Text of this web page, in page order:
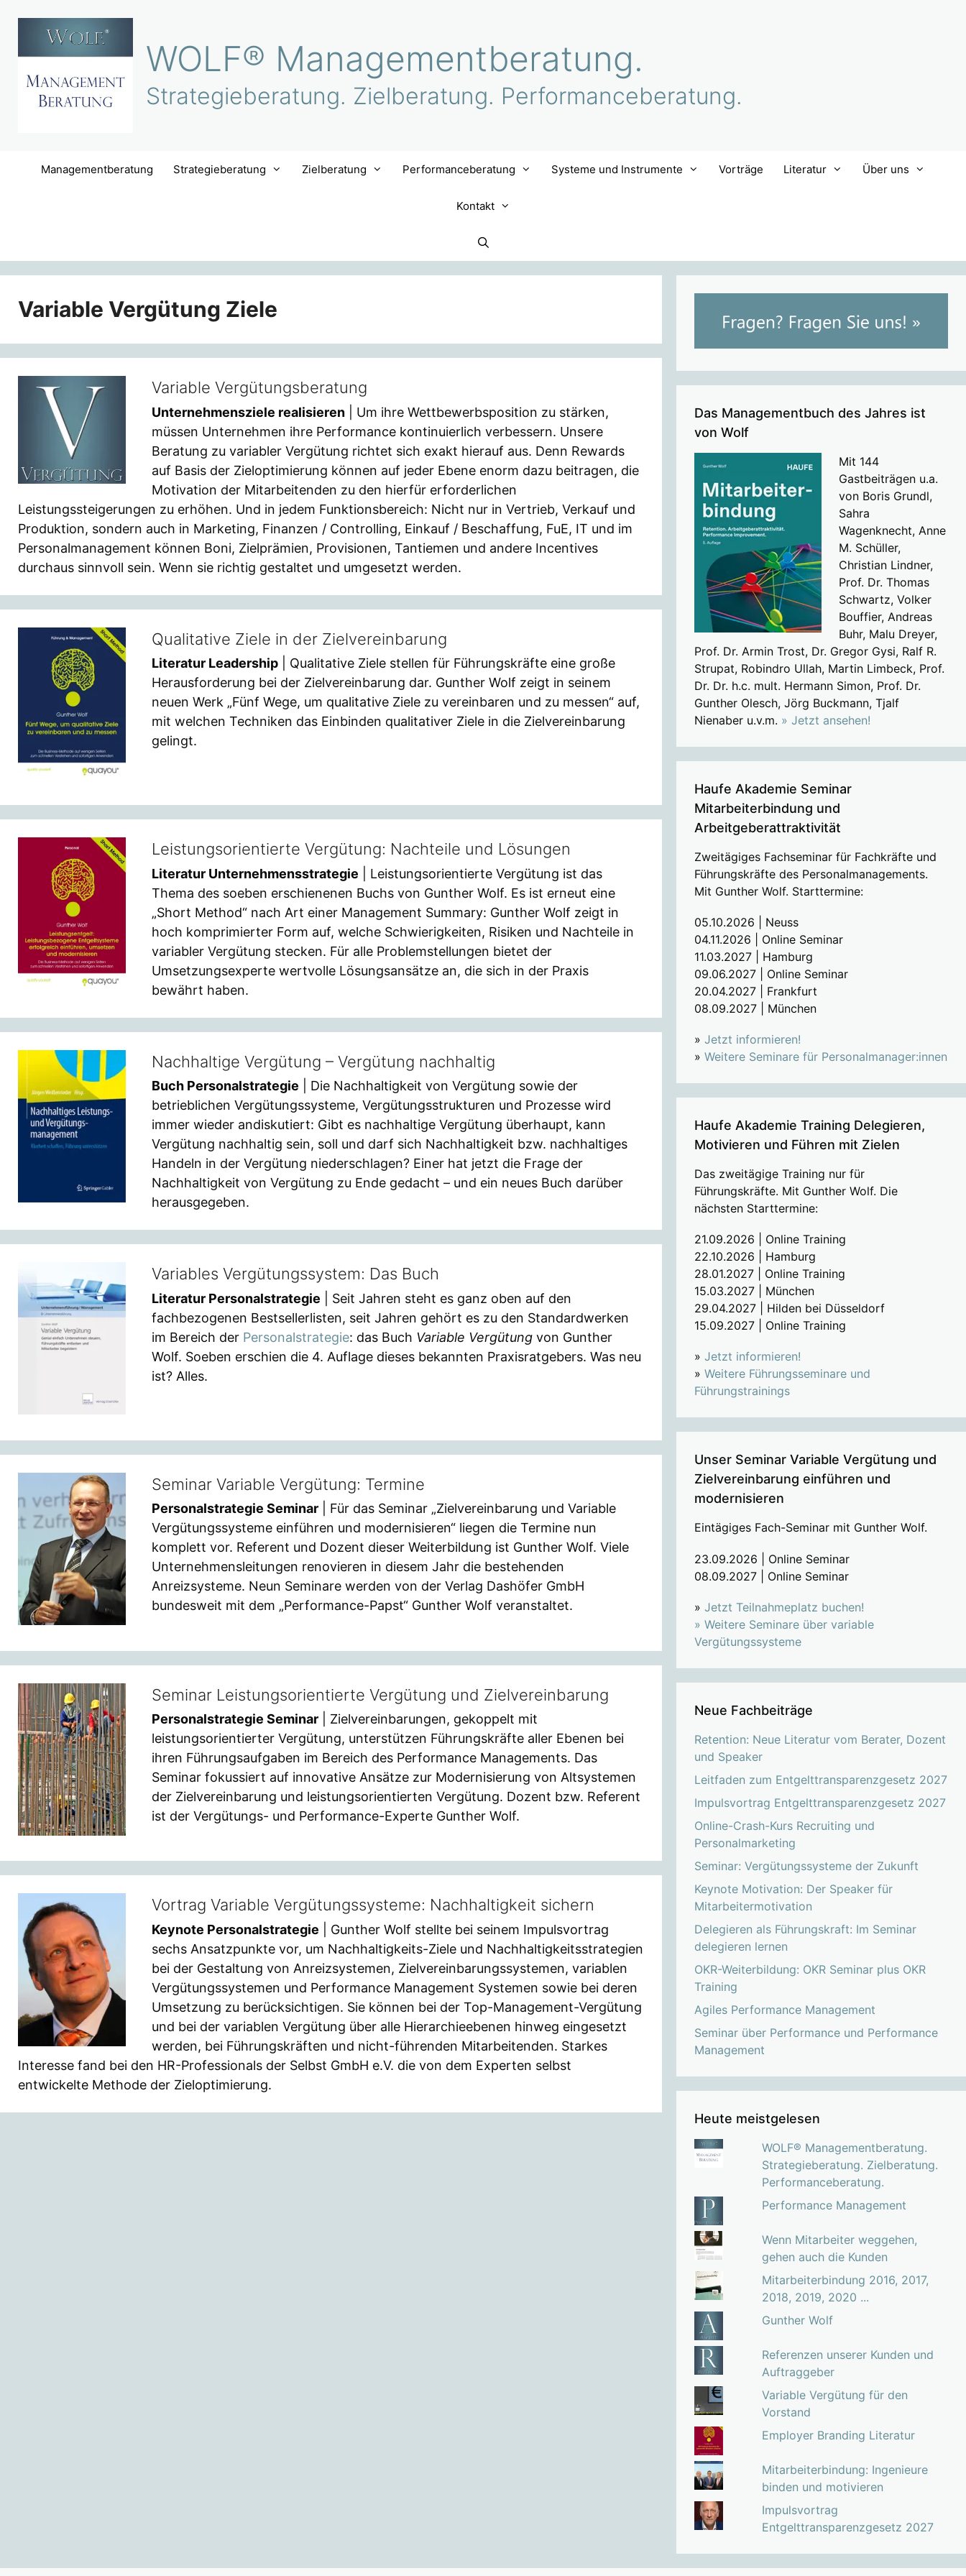
springen
WOLF® Managementberatung.
Strategieberatung. Zielberatung. Performanceberatung.
Managementberatung Strategieberatung Zielberatung Performanceberatung Systeme und Instrumente Vorträge Literatur Über uns
Kontakt
Variable Vergütung Ziele
Variable Vergütungsberatung
Unternehmensziele realisieren | Um ihre Wettbewerbsposition zu stärken,
müssen Unternehmen ihre Performance kontinuierlich verbessern. Unsere
Beratung zu variabler Vergütung richtet sich exakt hierauf aus. Denn Rewards
auf Basis der Zieloptimierung können auf jeder Ebene enorm dazu beitragen, die
Motivation der Mitarbeitenden zu den hierfür erforderlichen
Leistungssteigerungen zu erhöhen. Und in jedem Funktionsbereich: Nicht nur in Vertrieb, Verkauf und
Produktion, sondern auch in Marketing, Finanzen / Controlling, Einkauf / Beschaffung, FuE, IT und im
Personalmanagement können Boni, Zielprämien, Provisionen, Tantiemen und andere Incentives
durchaus sinnvoll sein. Wenn sie richtig gestaltet und umgesetzt werden.
Qualitative Ziele in der Zielvereinbarung
Literatur Leadership | Qualitative Ziele stellen für Führungskräfte eine große
Herausforderung bei der Zielvereinbarung dar. Gunther Wolf zeigt in seinem
neuen Werk „Fünf Wege, um qualitative Ziele zu vereinbaren und zu messen“ auf,
mit welchen Techniken das Einbinden qualitativer Ziele in die Zielvereinbarung
gelingt.
Leistungsorientierte Vergütung: Nachteile und Lösungen
Literatur Unternehmensstrategie | Leistungsorientierte Vergütung ist das
Thema des soeben erschienenen Buchs von Gunther Wolf. Es ist erneut eine
„Short Method“ nach Art einer Management Summary: Gunther Wolf zeigt in
hoch komprimierter Form auf, welche Schwierigkeiten, Risiken und Nachteile in
variabler Vergütung stecken. Für alle Problemstellungen bietet der
Umsetzungsexperte wertvolle Lösungsansätze an, die sich in der Praxis
bewährt haben.
Nachhaltige Vergütung – Vergütung nachhaltig
Buch Personalstrategie | Die Nachhaltigkeit von Vergütung sowie der
betrieblichen Vergütungssysteme, Vergütungsstrukturen und Prozesse wird
immer wieder andiskutiert: Gibt es nachhaltige Vergütung überhaupt, kann
Vergütung nachhaltig sein, soll und darf sich Nachhaltigkeit bzw. nachhaltiges
Handeln in der Vergütung niederschlagen? Einer hat jetzt die Frage der
Nachhaltigkeit von Vergütung zu Ende gedacht – und ein neues Buch darüber
herausgegeben.
Variables Vergütungssystem: Das Buch
Literatur Personalstrategie | Seit Jahren steht es ganz oben auf den
fachbezogenen Bestsellerlisten, seit Jahren gehört es zu den Standardwerken
im Bereich der Personalstrategie: das Buch Variable Vergütung von Gunther
Wolf. Soeben erschien die 4. Auflage dieses bekannten Praxisratgebers. Was neu
ist? Alles.
Seminar Variable Vergütung: Termine
Personalstrategie Seminar | Für das Seminar „Zielvereinbarung und Variable
Vergütungssysteme einführen und modernisieren“ liegen die Termine nun
komplett vor. Referent und Dozent dieser Weiterbildung ist Gunther Wolf. Viele
Unternehmensleitungen renovieren in diesem Jahr die bestehenden
Anreizsysteme. Neun Seminare werden von der Verlag Dashöfer GmbH
bundesweit mit dem „Performance-Papst“ Gunther Wolf veranstaltet.
Seminar Leistungsorientierte Vergütung und Zielvereinbarung
Personalstrategie Seminar | Zielvereinbarungen, gekoppelt mit
leistungsorientierter Vergütung, unterstützen Führungskräfte aller Ebenen bei
ihren Führungsaufgaben im Bereich des Performance Managements. Das
Seminar fokussiert auf innovative Ansätze zur Modernisierung von Altsystemen
der Zielvereinbarung und leistungsorientierten Vergütung. Dozent bzw. Referent
ist der Vergütungs- und Performance-Experte Gunther Wolf.
Vortrag Variable Vergütungssysteme: Nachhaltigkeit sichern
Keynote Personalstrategie | Gunther Wolf stellte bei seinem Impulsvortrag
sechs Ansatzpunkte vor, um Nachhaltigkeits-Ziele und Nachhaltigkeitsstrategien
bei der Gestaltung von Anreizsystemen, Zielvereinbarungssystemen, variablen
Vergütungssystemen und Performance Management Systemen sowie bei deren
Umsetzung zu berücksichtigen. Sie können bei der Top-Management-Vergütung
und bei der variablen Vergütung über alle Hierarchieebenen hinweg eingesetzt
werden, bei Führungskräften und nicht-führenden Mitarbeitenden. Starkes
Interesse fand bei den HR-Professionals der Selbst GmbH e.V. die von dem Experten selbst
entwickelte Methode der Zieloptimierung.
Das Managementbuch des Jahres ist
von Wolf
Mit 144
Gastbeiträgen u.a.
von Boris Grundl,
Sahra
Wagenknecht, Anne
M. Schüller,
Christian Lindner,
Prof. Dr. Thomas
Schwartz, Volker
Bouffier, Andreas
Buhr, Malu Dreyer,
Prof. Dr. Armin Trost, Dr. Gregor Gysi, Ralf R.
Strupat, Robindro Ullah, Martin Limbeck, Prof.
Dr. Dr. h.c. mult. Hermann Simon, Prof. Dr.
Gunther Olesch, Jörg Buckmann, Tjalf
Nienaber u.v.m. » Jetzt ansehen!
Haufe Akademie Seminar
Mitarbeiterbindung und
Arbeitgeberattraktivität
Zweitägiges Fachseminar für Fachkräfte und
Führungskräfte des Personalmanagements.
Mit Gunther Wolf. Starttermine:
05.10.2026 | Neuss
04.11.2026 | Online Seminar
11.03.2027 | Hamburg
09.06.2027 | Online Seminar
20.04.2027 | Frankfurt
08.09.2027 | München
» Jetzt informieren!
» Weitere Seminare für Personalmanager:innen
Haufe Akademie Training Delegieren,
Motivieren und Führen mit Zielen
Das zweitägige Training nur für
Führungskräfte. Mit Gunther Wolf. Die
nächsten Starttermine:
21.09.2026 | Online Training
22.10.2026 | Hamburg
28.01.2027 | Online Training
15.03.2027 | München
29.04.2027 | Hilden bei Düsseldorf
15.09.2027 | Online Training
» Jetzt informieren!
» Weitere Führungsseminare und
Führungstrainings
Unser Seminar Variable Vergütung und
Zielvereinbarung einführen und
modernisieren
Eintägiges Fach-Seminar mit Gunther Wolf.
23.09.2026 | Online Seminar
08.09.2027 | Online Seminar
» Jetzt Teilnahmeplatz buchen!
» Weitere Seminare über variable
Vergütungssysteme
Neue Fachbeiträge
Retention: Neue Literatur vom Berater, Dozent
und Speaker
Leitfaden zum Entgelttransparenzgesetz 2027
Impulsvortrag Entgelttransparenzgesetz 2027
Online-Crash-Kurs Recruiting und
Personalmarketing
Seminar: Vergütungssysteme der Zukunft
Keynote Motivation: Der Speaker für
Mitarbeitermotivation
Delegieren als Führungskraft: Im Seminar
delegieren lernen
OKR-Weiterbildung: OKR Seminar plus OKR
Training
Agiles Performance Management
Seminar über Performance und Performance
Management
Heute meistgelesen
WOLF® Managementberatung.
Strategieberatung. Zielberatung.
Performanceberatung.
Performance Management
Wenn Mitarbeiter weggehen,
gehen auch die Kunden
Mitarbeiterbindung 2016, 2017,
2018, 2019, 2020 ...
Gunther Wolf
Referenzen unserer Kunden und
Auftraggeber
Variable Vergütung für den
Vorstand
Employer Branding Literatur
Mitarbeiterbindung: Ingenieure
binden und motivieren
Impulsvortrag
Entgelttransparenzgesetz 2027